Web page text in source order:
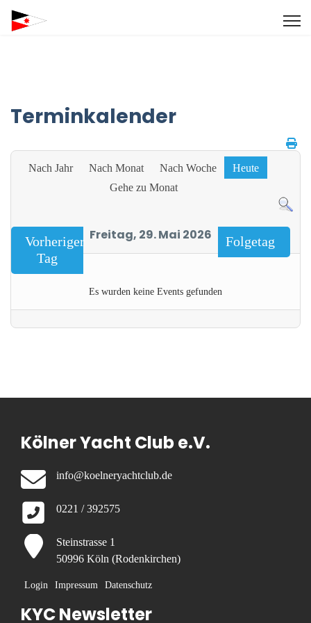
Terminkalender
Nach Jahr Nach Monat Nach Woche
Heute
Gehe zu Monat
Vorheriger
Tag
Freitag, 29. Mai 2026 Folgetag
Es wurden keine Events gefunden
Kölner Yacht Club e.V.
info@koelneryachtclub.de
0221 / 392575
Steinstrasse 1
50996 Köln (Rodenkirchen)
Login Impressum Datenschutz
KYC Newsletter